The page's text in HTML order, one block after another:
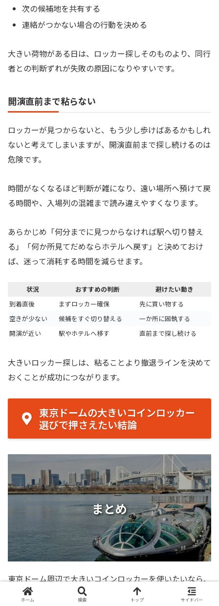
次の候補地を共有する
連絡がつかない場合の行動を決める
大きい荷物がある日は、ロッカー探しそのものより、同行
者との判断ずれが失敗の原因になりやすいです。
開演直前まで粘らない
ロッカーが見つからないと、もう少し歩けばあるかもしれ
ないと考えてしまいますが、開演直前まで探し続けるのは
危険です。
時間がなくなるほど判断が雑になり、遠い場所へ預けて戻
る時間や、入場列の混雑まで読み違えやすくなります。
あらかじめ「何分までに見つからなければ駅へ切り替え
る」「何か所見てだめならホテルへ戻す」と決めておけ
ば、迷って消耗する時間を減らせます。
状況 おすすめの判断
避けたい動き
到着直後
まずロッカー確保
先に買い物する
空きが少ない
候補をすぐ切り替える
一か所に固執する
開演が近い
駅やホテルへ移す 直前まで探し続ける
大きいロッカー探しは、粘ることより撤退ラインを決めて
おくことが成功につながります。
東京ドームの大きいコインロッカー
選びで押さえたい結論
まとめ
東京ドーム周辺で大きいコインロッカーを使いたいなら、
ドーム内だけに絞らず、東京ドームシティ全体、最寄り
ホーム 検索 トップ サイドバー